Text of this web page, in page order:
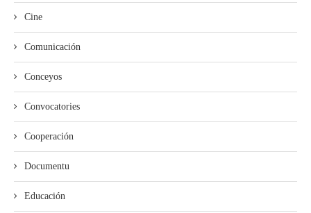
Cine
Comunicación
Conceyos
Convocatories
Cooperación
Documentu
Educación